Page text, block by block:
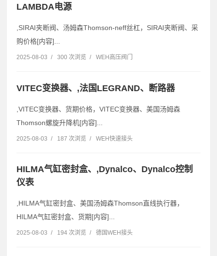
LAMBDA电源
,SIRAI夹断阀、汤姆森Thomson-neff丝杠，SIRAI夹断阀、采
购价格[内容]...
2025-08-03 / 300 次浏览 / WEH高压阀门
VITEC变换器、,法国LEGRAND、断路器
,VITEC变换器、货期价格，VITEC变换器、美国汤姆森
Thomson螺旋升降机[内容]...
2025-08-03 / 187 次浏览 / WEH快速接头
HILMA气缸密封盒、,Dynalco、Dynalco控制
仪表
,HILMA气缸密封盒、美国汤姆森Thomson直线执行器，
HILMA气缸密封盒、货期[内容]...
2025-08-03 / 194 次浏览 / 德国WEH接头